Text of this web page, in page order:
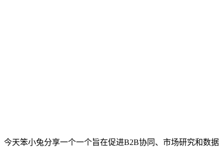
今天笨小兔分享一个一个旨在促进B2B协同、市场研究和数据